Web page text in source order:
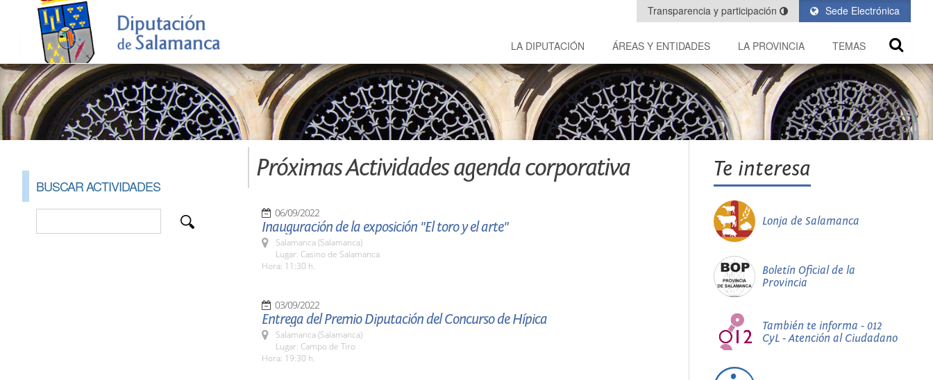
Sede Electrónica
Transparencia y participación
LA DIPUTACIÓN ÁREAS Y ENTIDADES LA PROVINCIA TEMAS
BUSCAR ACTIVIDADES
Próximas Actividades agenda corporativa
06/09/2022
Inauguración de la exposición "El toro y el arte"
Salamanca (Salamanca)
Lugar: Casino de Salamanca
Hora: 11:30 h.
03/09/2022
Entrega del Premio Diputación del Concurso de Hípica
Salamanca (Salamanca)
Lugar: Campo de Tiro
Hora: 19:30 h.
Te interesa
Lonja de Salamanca
Boletín Oficial de la
Provincia
También te informa - 012
CyL - Atención al Ciudadano